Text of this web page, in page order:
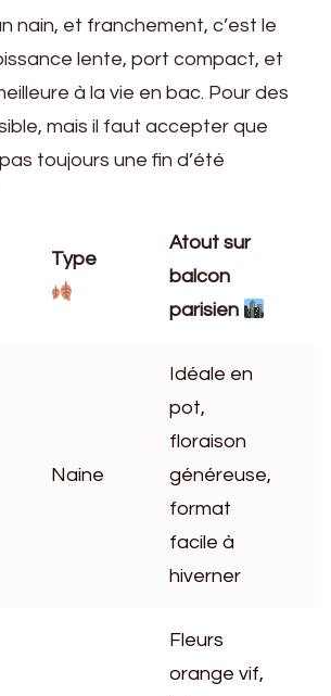
nain, et franchement, c’est le
lente, port compact, et
à la vie en bac. Pour des
mais il faut accepter que
toujours une fin d’été
Type
Atout sur
balcon
parisien
Naine
Idéale en
pot,
floraison
généreuse,
format
facile à
hiverner
Fleurs
orange vif,